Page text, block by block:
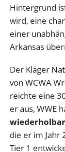
Hintergrund
wird, eine
einer
Arkansas
Der Kläger
von WCWA
reichte eine
er aus, WWE
die er im Jahr
Tier 1